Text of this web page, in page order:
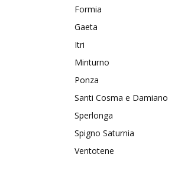
Formia
Gaeta
Itri
Minturno
Ponza
Santi Cosma e Damiano
Sperlonga
Spigno Saturnia
Ventotene